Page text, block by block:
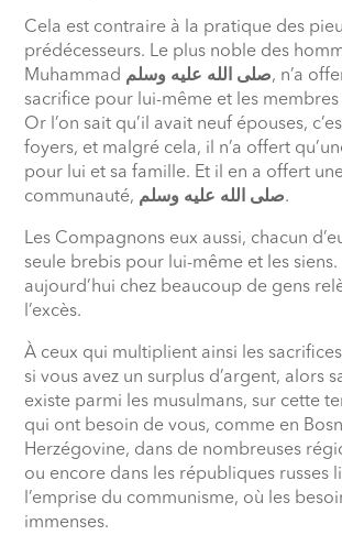
Cela est contraire à la pratique des
prédécesseurs. Le plus noble des
Muhammad صلى الله عليه وسلم, n’a
sacrifice pour lui-même et les membres
Or l’on sait qu’il avait neuf épouses,
foyers, et malgré cela, il n’a offert
pour lui et sa famille. Et il en a offert
communauté, صلى الله عليه وسلم.
Les Compagnons eux aussi, chacun
seule brebis pour lui-même et les siens.
aujourd’hui chez beaucoup de gens
l’excès.
À ceux qui multiplient ainsi les
si vous avez un surplus d’argent, alors
existe parmi les musulmans, sur cette
qui ont besoin de vous, comme en
Herzégovine, dans de nombreuses
ou encore dans les républiques russes
l’emprise du communisme, où les
immenses.